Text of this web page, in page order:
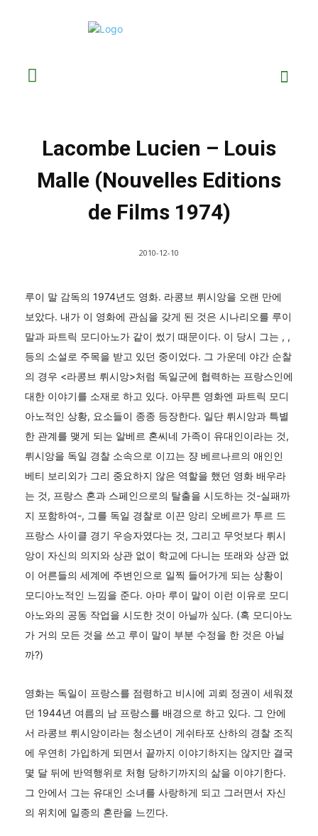
Lacombe Lucien – Louis
Malle (Nouvelles Editions
de Films 1974)
2010-12-10
루이 말 감독의 1974년도 영화. 라콩브 뤼시앙을 오랜 만에
보았다. 내가 이 영화에 관심을 갖게 된 것은 시나리오를 루이
말과 파트릭 모디아노가 같이 썼기 때문이다. 이 당시 그는 , ,
등의 소설로 주목을 받고 있던 중이었다. 그 가운데 야간 순찰
의 경우 <라콩브 뤼시앙>처럼 독일군에 협력하는 프랑스인에
대한 이야기를 소재로 하고 있다. 아무튼 영화엔 파트릭 모디
아노적인 상황, 요소들이 종종 등장한다. 일단 뤼시앙과 특별
한 관계를 맺게 되는 알베르 혼씨네 가족이 유대인이라는 것,
뤼시앙을 독일 경찰 소속으로 이끄는 쟝 베르나르의 애인인
베티 보리외가 그리 중요하지 않은 역할을 했던 영화 배우라
는 것, 프랑스 혼과 스페인으로의 탈출을 시도하는 것-실패까
지 포함하여-, 그를 독일 경찰로 이끈 앙리 오베르가 투르 드
프랑스 사이클 경기 우승자였다는 것, 그리고 무엇보다 뤼시
앙이 자신의 의지와 상관 없이 학교에 다니는 또래와 상관 없
이 어른들의 세계에 주변인으로 일찍 들어가게 되는 상황이
모디아노적인 느낌을 준다. 아마 루이 말이 이런 이유로 모디
아노와의 공동 작업을 시도한 것이 아닐까 싶다. (혹 모디아노
가 거의 모든 것을 쓰고 루이 말이 부분 수정을 한 것은 아닐
까?)
영화는 독일이 프랑스를 점령하고 비시에 괴뢰 정권이 세워졌
던 1944년 여름의 남 프랑스를 배경으로 하고 있다. 그 안에
서 라콩브 뤼시앙이라는 청소년이 게쉬타포 산하의 경찰 조직
에 우연히 가입하게 되면서 끝까지 이야기하지는 않지만 결국
몇 달 뒤에 반역행위로 처형 당하기까지의 삶을 이야기한다.
그 안에서 그는 유대인 소녀를 사랑하게 되고 그러면서 자신
의 위치에 일종의 혼란을 느낀다.